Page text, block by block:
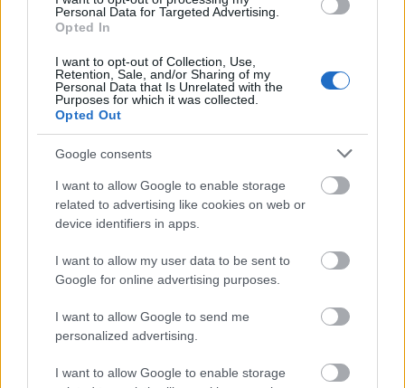
Personal Data for Targeted Advertising.
Opted In
I want to opt-out of Collection, Use,
Retention, Sale, and/or Sharing of my
Personal Data that Is Unrelated with the
Purposes for which it was collected.
Opted Out
Google consents
I want to allow Google to enable storage
related to advertising like cookies on web or
device identifiers in apps.
I want to allow my user data to be sent to
Google for online advertising purposes.
I want to allow Google to send me
personalized advertising.
I want to allow Google to enable storage
szól ez a négy perc, hogy egy hószínű lepedőbe
bugyolált orvos meglátogatja a kockás inges
szívbeteget a tágas nappaliban. A házigazda
odanyújtja a karját a látogatónak, és az ütőeret
kitapintó tibeti doki elkezdi hallgatni a
szívdobogását az ujjain keresztül: szomorú
morajlásokat, tétova, tört ritmusokat és baljós
mocorgásokat fülel, aztán óceánmélyi lények
burrognak neki, távoli földcsuszamlások zúgnak és
zengenek, és minderre végül a csukott szemű
gyógyító annyit mond: ez a szél. Majd miután a
fáradtan és szuggesztíven rángatózó apának
mégiscsak bevallja, hogy igen, ez a vízalatti koncert
azt hirdeti: itt van a halál, és talán éppen csak
felidéző helyekre, hirtelen meglátunk egy magányos
fát a hegyen – és aztán azt, ahogy a fa felé csoszog
egyikük életének.